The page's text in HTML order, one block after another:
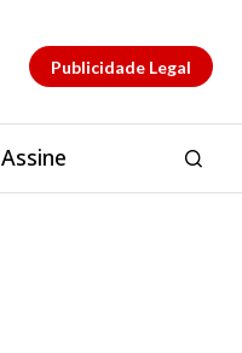
Publicidade Legal
Assine